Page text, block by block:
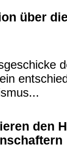
über
den